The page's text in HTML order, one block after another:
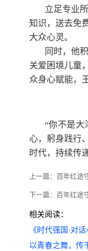
立足专业
知识，送去免
大众心灵。
同时，他
关爱困境儿童
众身心赋能，
“你不是
心，躬身践行
时代，持续传
上一篇： 百年红途
下一篇： 百年红途
相关阅读：
《时代强国·对
以青春之舞，传